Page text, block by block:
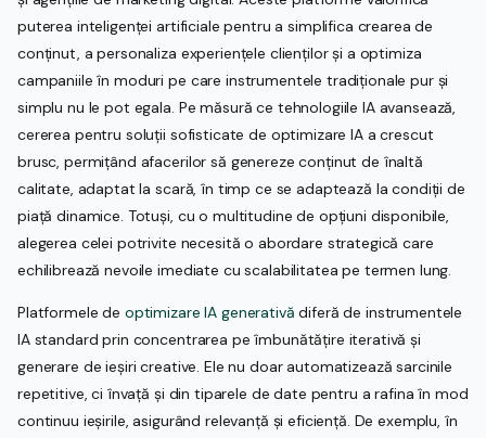
puterea inteligenței artificiale pentru a simplifica crearea de
conținut, a personaliza experiențele clienților și a optimiza
campaniile în moduri pe care instrumentele tradiționale pur și
simplu nu le pot egala. Pe măsură ce tehnologiile IA avansează,
cererea pentru soluții sofisticate de optimizare IA a crescut
brusc, permițând afacerilor să genereze conținut de înaltă
calitate, adaptat la scară, în timp ce se adaptează la condiții de
piață dinamice. Totuși, cu o multitudine de opțiuni disponibile,
alegerea celei potrivite necesită o abordare strategică care
echilibrează nevoile imediate cu scalabilitatea pe termen lung.
Platformele de optimizare IA generativă diferă de instrumentele
IA standard prin concentrarea pe îmbunătățire iterativă și
generare de ieșiri creative. Ele nu doar automatizează sarcinile
repetitive, ci învață și din tiparele de date pentru a rafina în mod
continuu ieșirile, asigurând relevanță și eficiență. De exemplu, în